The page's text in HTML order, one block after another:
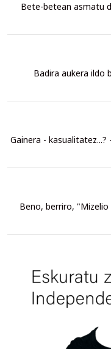
Bete-betean asmatu
Badira aukera ildo
Gainera -
Beno, berriro, "Mizelio